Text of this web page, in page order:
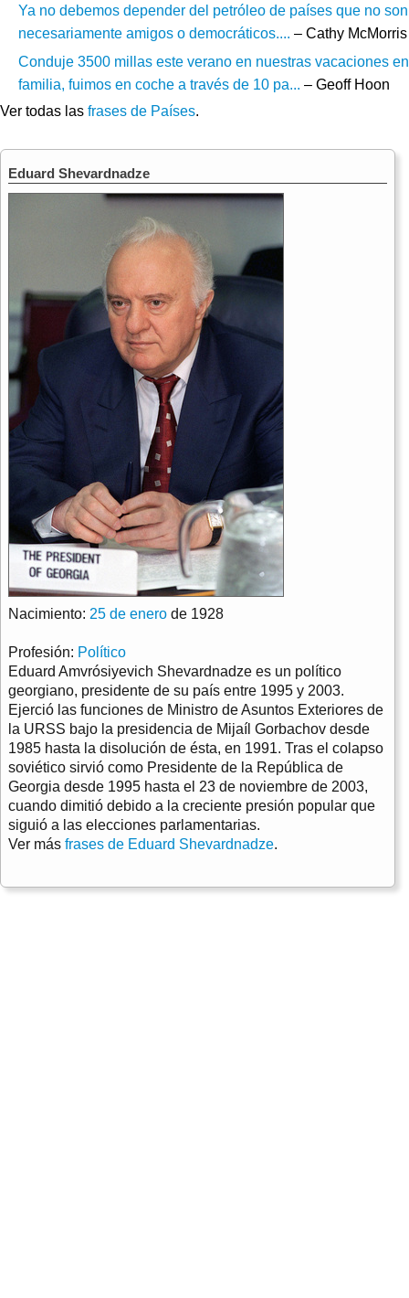
Ya no debemos depender del petróleo de países que no son
necesariamente amigos o democráticos.... – Cathy McMorris
Conduje 3500 millas este verano en nuestras vacaciones en
familia, fuimos en coche a través de 10 pa... – Geoff Hoon
Ver todas las frases de Países.
Eduard Shevardnadze
Nacimiento: 25 de enero de 1928
Profesión: Político
Eduard Amvrósiyevich Shevardnadze es un político
georgiano, presidente de su país entre 1995 y 2003.
Ejerció las funciones de Ministro de Asuntos Exteriores de
la URSS bajo la presidencia de Mijaíl Gorbachov desde
1985 hasta la disolución de ésta, en 1991. Tras el colapso
soviético sirvió como Presidente de la República de
Georgia desde 1995 hasta el 23 de noviembre de 2003,
cuando dimitió debido a la creciente presión popular que
siguió a las elecciones parlamentarias.
Ver más frases de Eduard Shevardnadze.